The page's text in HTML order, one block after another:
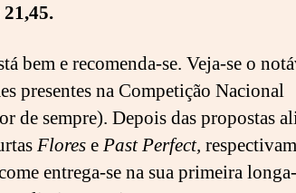
bem e recomenda-se. Veja-se o
presentes na Competição Nacional
de sempre). Depois das propostas
FloresePast Perfect,
entrega-se na sua primeira longa-